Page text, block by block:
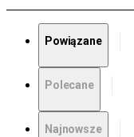
Powiązane
Polecane
Najnowsze